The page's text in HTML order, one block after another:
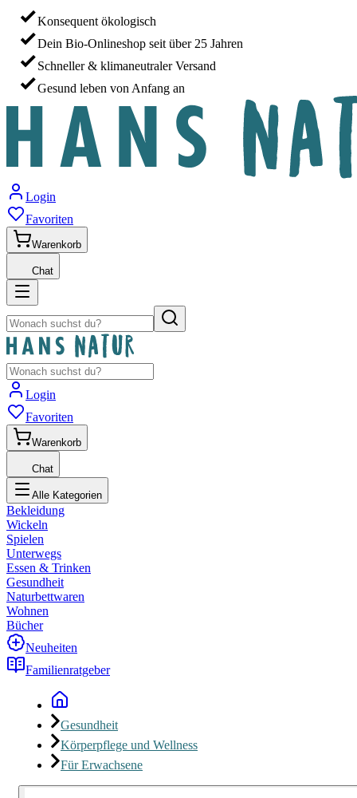
Konsequent ökologisch
Dein Bio-Onlineshop seit über 25 Jahren
Schneller & klimaneutraler Versand
Gesund leben von Anfang an
Login
Favoriten
Warenkorb
Chat
Login
Favoriten
Warenkorb
Chat
Alle Kategorien
Bekleidung
Wickeln
Spielen
Unterwegs
Essen & Trinken
Gesundheit
Naturbettwaren
Wohnen
Bücher
Neuheiten
Familienratgeber
Gesundheit
Körperpflege und Wellness
Für Erwachsene